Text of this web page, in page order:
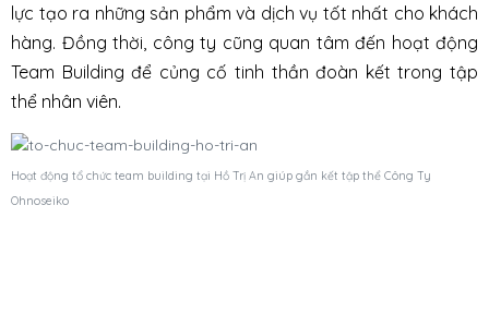
lực tạo ra những sản phẩm và dịch vụ tốt nhất cho khách
hàng. Đồng thời, công ty cũng quan tâm đến hoạt động
Team Building để củng cố tinh thần đoàn kết trong tập
thể nhân viên.
Hoạt động tổ chức team building tại Hồ Trị An giúp gắn kết tập thể Công Ty
Ohnoseiko